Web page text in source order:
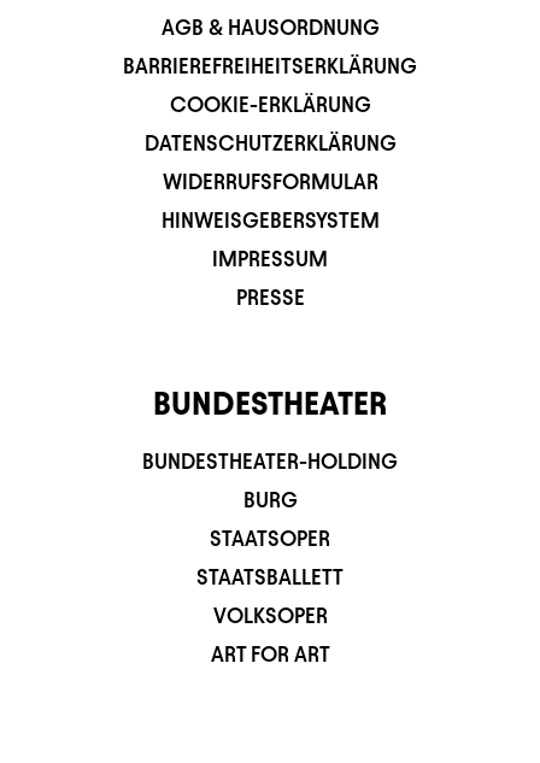
AGB & HAUSORDNUNG
BARRIEREFREIHEITSERKLÄRUNG
COOKIE-ERKLÄRUNG
DATENSCHUTZERKLÄRUNG
WIDERRUFSFORMULAR
HINWEISGEBERSYSTEM
IMPRESSUM
PRESSE
BUNDESTHEATER
BUNDESTHEATER-HOLDING
BURG
STAATSOPER
STAATSBALLETT
VOLKSOPER
ART FOR ART